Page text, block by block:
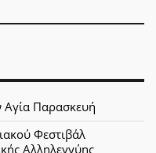
Αγία Παρασκευή
Φεστιβάλ
Αλληλεγγύης